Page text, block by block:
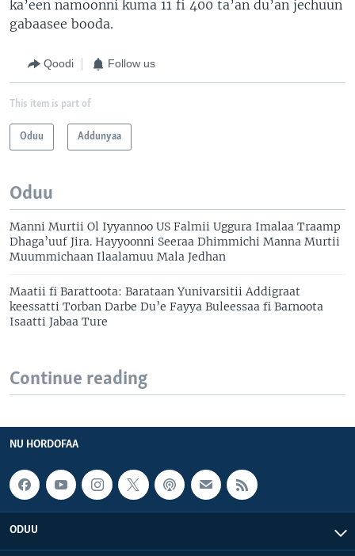
ka’een namoonni kuma 11 fi 400 ta’an du’an jechuun
gabaasee booda.
Qoodi Follow us
This item is part of
Oduu Addunyaa
Oduu
Manni Murtii Ol Iyyannoo US Falmii Uggura Imalaa Traamp
Dhaga’uuf Jira. Hayyoonni Seeraa Dhimmichi Manna Murtii
Muummichaan Ilaalamuu Mala Jedhan
Maatii fi Barattoota: Barataan Yunivarsitii Addigraat
keessatti Torban Darbe Du’e Fayya Buleessaa fi Barnoota
Isaatti Jabaa Ture
Continue reading
NU HORDOFAA
ODUU